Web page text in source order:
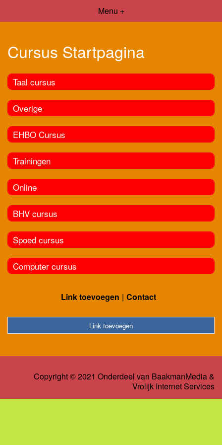
Menu +
Cursus Startpagina
Taal cursus
Overige
EHBO Cursus
Trainingen
Online
BHV cursus
Spoed cursus
Computer cursus
Link toevoegen Contact
Link toevoegen
Copyright © 2021 Onderdeel van BaakmanMedia&
Vrolijk Internet Services